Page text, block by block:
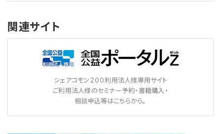
関連サイト
シェアコモン２００利用法人様専用サイト
ご利用法人様のセミナー予約・書籍購入・
相談申込等はこちらから。